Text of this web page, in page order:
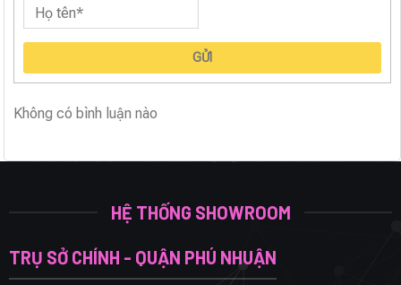
GỬI
Không có bình luận nào
HỆ THỐNG SHOWROOM
TRỤ SỞ CHÍNH - QUẬN PHÚ NHUẬN